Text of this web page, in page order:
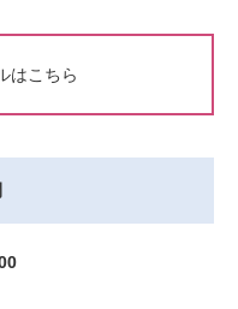
はこちら